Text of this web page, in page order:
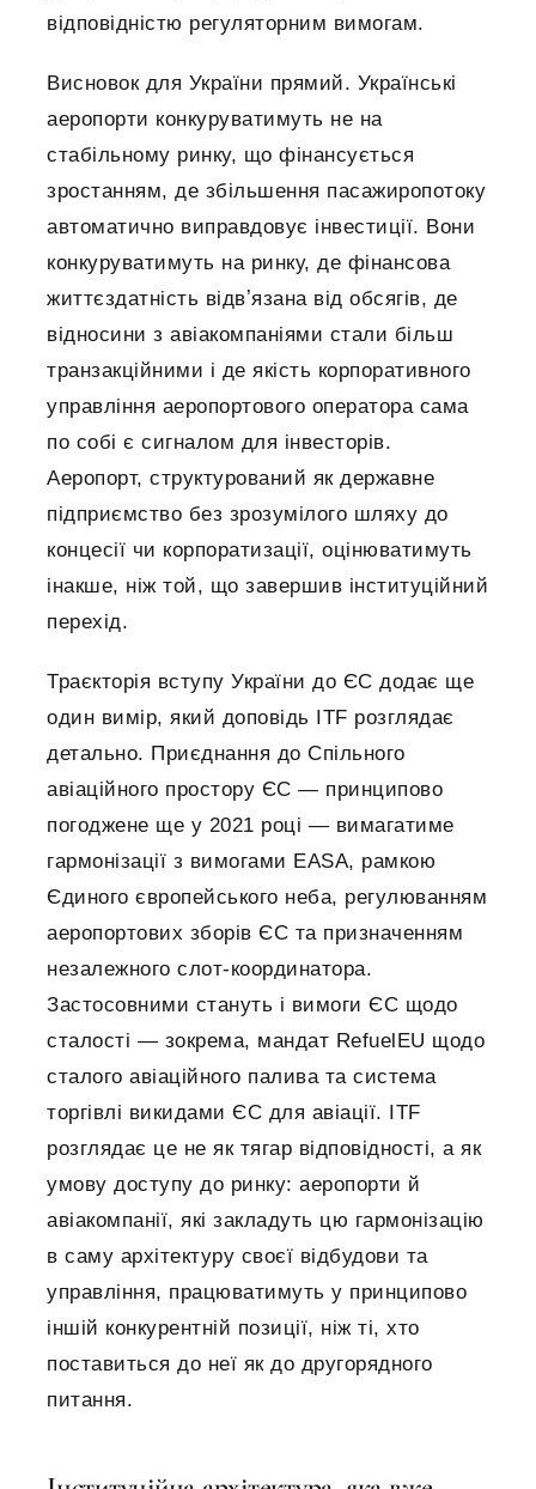
відповідністю регуляторним вимогам.
Висновок для України прямий. Українські
аеропорти конкуруватимуть не на
стабільному ринку, що фінансується
зростанням, де збільшення пасажиропотоку
автоматично виправдовує інвестиції. Вони
конкуруватимуть на ринку, де фінансова
життєздатність відвʼязана від обсягів, де
відносини з авіакомпаніями стали більш
транзакційними і де якість корпоративного
управління аеропортового оператора сама
по собі є сигналом для інвесторів.
Аеропорт, структурований як державне
підприємство без зрозумілого шляху до
концесії чи корпоратизації, оцінюватимуть
інакше, ніж той, що завершив інституційний
перехід.
Траєкторія вступу України до ЄС додає ще
один вимір, який доповідь ITF розглядає
детально. Приєднання до Спільного
авіаційного простору ЄС — принципово
погоджене ще у 2021 році — вимагатиме
гармонізації з вимогами EASA, рамкою
Єдиного європейського неба, регулюванням
аеропортових зборів ЄС та призначенням
незалежного слот-координатора.
Застосовними стануть і вимоги ЄС щодо
сталості — зокрема, мандат RefuelEU щодо
сталого авіаційного палива та система
торгівлі викидами ЄС для авіації. ITF
розглядає це не як тягар відповідності, а як
умову доступу до ринку: аеропорти й
авіакомпанії, які закладуть цю гармонізацію
в саму архітектуру своєї відбудови та
управління, працюватимуть у принципово
іншій конкурентній позиції, ніж ті, хто
поставиться до неї як до другорядного
питання.